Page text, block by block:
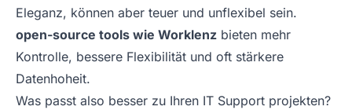
Eleganz, können aber teuer und unflexibel sein.
open-source tools wie Worklenz bieten mehr
Kontrolle, bessere Flexibilität und oft stärkere
Datenhoheit.
Was passt also besser zu Ihren IT Support projekten?